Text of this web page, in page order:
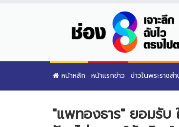
หน้าหลัก หน้าแรกข่าว ข่าวในพระราชส
"แพทองธาร" ยอมรับ